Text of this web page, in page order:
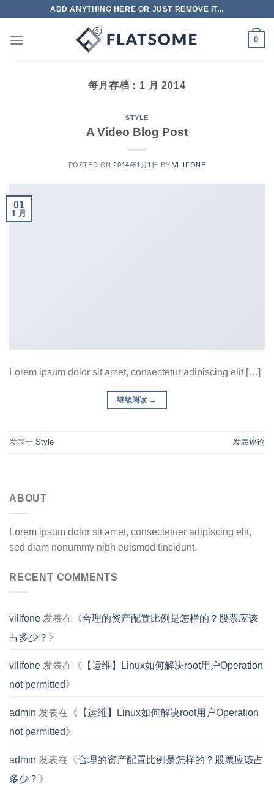
ADD ANYTHING HERE OR JUST REMOVE IT...
0
每月存档： 1 月 2014
STYLE
A Video Blog Post
POSTED ON2014年1月1日 BY VILIFONE
01
1 月
Lorem ipsum dolor sit amet, consectetur adipiscing elit […]
继续阅读 →
发表于 Style 发表评论
ABOUT
Lorem ipsum dolor sit amet, consectetuer adipiscing elit,
sed diam nonummy nibh euismod tincidunt.
RECENT COMMENTS
vilifone 发表在《合理的资产配置比例是怎样的？股票应该
占多少？ 》
vilifone 发表在《 【运维】Linux如何解决root用户Operation
not permitted》
admin 发表在《 【运维】Linux如何解决root用户Operation
not permitted》
admin 发表在《合理的资产配置比例是怎样的？股票应该占
多少？ 》